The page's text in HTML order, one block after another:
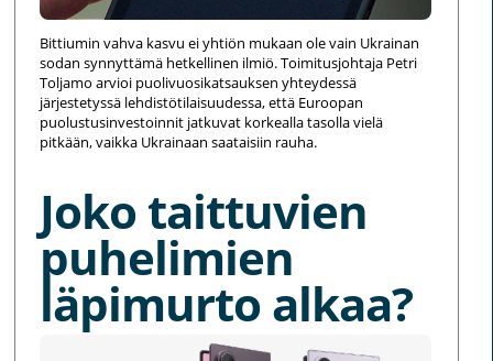
Bittiumin vahva kasvu ei yhtiön mukaan ole vain Ukrainan
sodan synnyttämä hetkellinen ilmiö. Toimitusjohtaja Petri
Toljamo arvioi puolivuosikatsauksen yhteydessä
järjestetyssä lehdistötilaisuudessa, että Euroopan
puolustusinvestoinnit jatkuvat korkealla tasolla vielä
pitkään, vaikka Ukrainaan saataisiin rauha.
Joko taittuvien
puhelimien
läpimurto alkaa?